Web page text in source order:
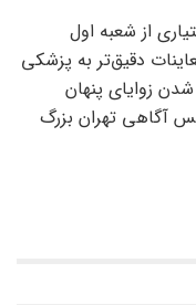
از شعبه اول
دقیق‌تر به پزشکی
زوایای پنهان
آگاهی تهران بزرگ